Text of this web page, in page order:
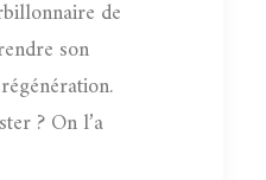
de
son
? On l’a